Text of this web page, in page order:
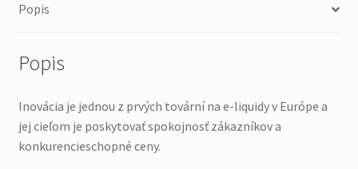
Popis
Popis
Inovácia je jednou z prvých tovární na e-liquidy v Európe a
jej cieľom je poskytovať spokojnosť zákazníkov a
konkurencieschopné ceny.